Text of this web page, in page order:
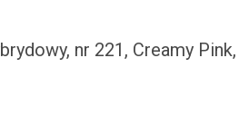
nr 221, Creamy Pink,